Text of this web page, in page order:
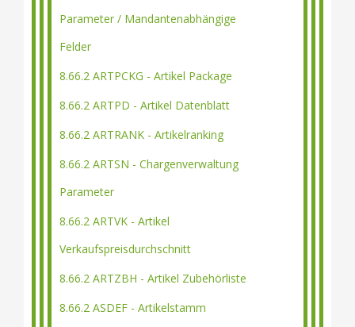
Parameter / Mandantenabhängige
Felder
8.66.2 ARTPCKG - Artikel Package
8.66.2 ARTPD - Artikel Datenblatt
8.66.2 ARTRANK - Artikelranking
8.66.2 ARTSN - Chargenverwaltung
Parameter
8.66.2 ARTVK - Artikel
Verkaufspreisdurchschnitt
8.66.2 ARTZBH - Artikel Zubehörliste
8.66.2 ASDEF - Artikelstamm